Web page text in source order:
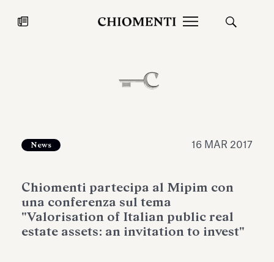
27 LUG 2026
News 16 MAR 2017
Chiomenti partecipa al Mipim con
una conferenza sul tema
"Valorisation of Italian public real
estate assets: an invitation to invest"